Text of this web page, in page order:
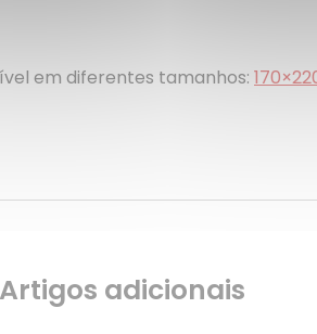
em diferentes tamanhos:
Artigos adicionais